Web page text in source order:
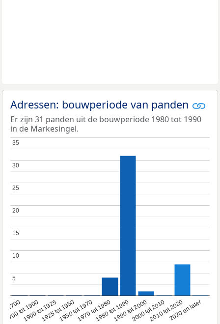
Adressen: bouwperiode van panden
Er zijn 31 panden uit de bouwperiode 1980 tot 1990
in de Markesingel.
1700
1700 tot 1900
1900 tot 19251925 tot 19501950 tot 19701970 tot 19801980 tot 19901990 tot 20002000 tot 20102010 tot 20202020 en later
5
5
10
10
15
15
20
20
25
25
30
30
35
35